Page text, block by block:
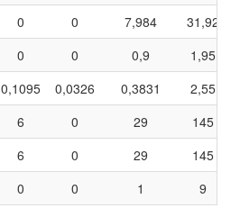
0 0 7,984
31,92
0 0 0,9
1,95
0,1095 0,0326 0,3831
2,55
6 0 29
145
6 0 29
145
0 0 1 9